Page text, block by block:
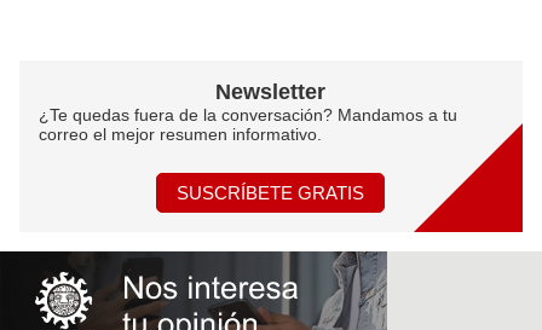
Newsletter
¿Te quedas fuera de la conversación? Mandamos a tu
correo el mejor resumen informativo.
SUSCRÍBETE GRATIS